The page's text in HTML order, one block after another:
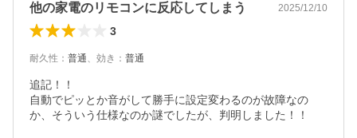
他の家電のリモコンに反応してしまう 2025/12/10
3
耐久性 ： 普通、 効き ： 普通
追記！！
自動でピッとか音がして勝手に設定変わるのが故障なの
か、そういう仕様なのか謎でしたが、判明しました！！